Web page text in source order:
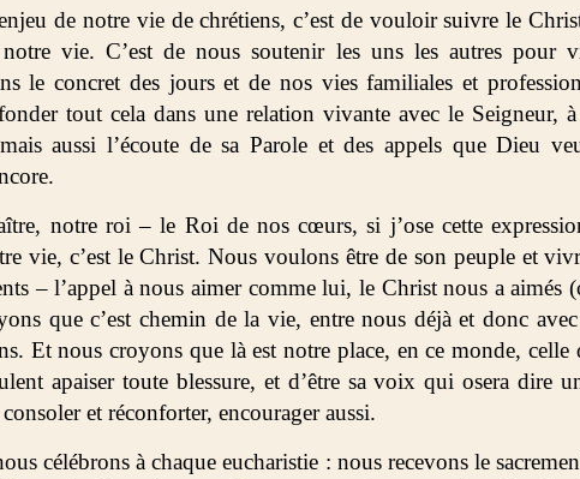
de notre vie de chrétiens, c’est de vouloir suivre le
vie. C’est de nous soutenir les uns les autres pour
le concret des jours et de nos vies familiales et
tout cela dans une relation vivante avec le Seigneur,
aussi l’écoute de sa Parole et des appels que Dieu
notre roi – le Roi de nos cœurs, si j’ose cette
vie, c’est le Christ. Nous voulons être de son peuple et
– l’appel à nous aimer comme lui, le Christ nous a aimés
que c’est chemin de la vie, entre nous déjà et donc
Et nous croyons que là est notre place, en ce monde, celle
apaiser toute blessure, et d’être sa voix qui osera dire
et réconforter, encourager aussi.
célébrons à chaque eucharistie : nous recevons le